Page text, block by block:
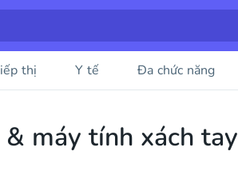
thị Y tế Đa chức năng
máy tính xách tay